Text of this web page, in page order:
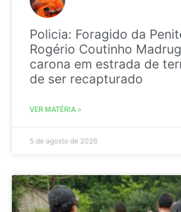
Policia: Foragido da
Rogério Coutinho
carona em estrada de
de ser recapturado
VER MATÉRIA »
5 de agosto de 2026